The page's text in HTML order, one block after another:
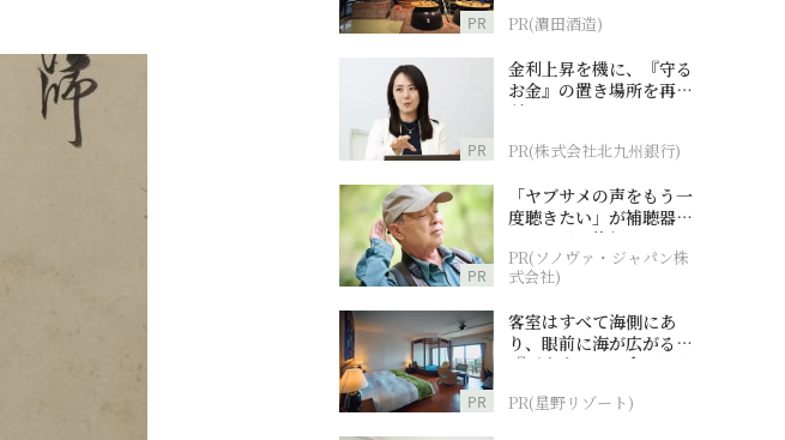
PR PR(濵田酒造)
PR
金利上昇を機に、『守る
お金』の置き場所を再検
討
PR(株式会社北九州銀行)
PR
「ヤブサメの声をもう一
度聴きたい」が補聴器チ
ャレンジの後押しに
PR(ソノヴァ・ジャパン株
式会社)
PR
客室はすべて海側にあ
り、眼前に海が広がる
『西表島ホテル by 星野
PR(星野リゾート)